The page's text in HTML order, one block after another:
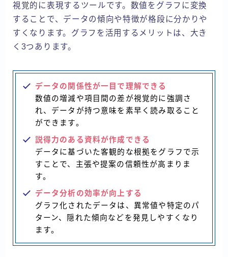
視覚的に表現するツールです。数値をグラフに変換
することで、データの傾向や特徴が格段に分かりや
すくなります。グラフを活用するメリットは、大き
く3つあります。
データの関係性が一目で理解できる
数値の増減や項目間の差が視覚的に強調さ
れ、データが持つ意味を素早く読み取ること
ができます。
説得力のある資料が作成できる
データに基づいた客観的な根拠をグラフで示
すことで、主張や提案の信頼性が高まりま
す。
データ分析の効率が向上する
グラフ化されたデータは、異常値や特定のパ
ターン、隠れた傾向などを発見しやすくなり
ます。